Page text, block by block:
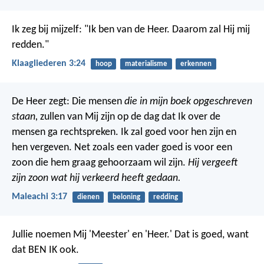
Ik zeg bij mijzelf: "Ik ben van de Heer. Daarom zal Hij mij
redden."
Klaagliederen 3:24 hoop materialisme erkennen
De Heer zegt: Die mensen die in mijn boek opgeschreven
staan, zullen van Mij zijn op de dag dat Ik over de
mensen ga rechtspreken. Ik zal goed voor hen zijn en
hen vergeven. Net zoals een vader goed is voor een
zoon die hem graag gehoorzaam wil zijn. Hij vergeeft
zijn zoon wat hij verkeerd heeft gedaan.
Maleachi 3:17 dienen beloning redding
Jullie noemen Mij 'Meester' en 'Heer.' Dat is goed, want
dat BEN IK ook.